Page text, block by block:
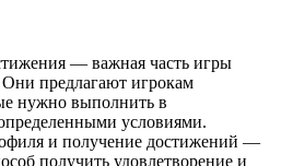
— важная часть игры
предлагают игрокам
нужно выполнить в
условиями.
и получение достижений —
получить удовлетворение и